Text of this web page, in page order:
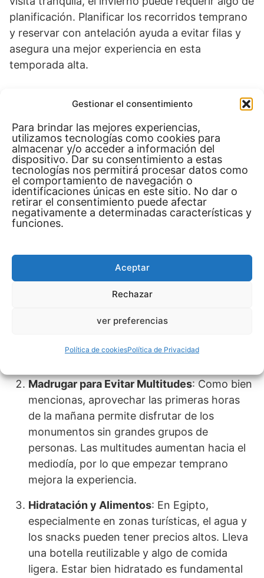
Gestionar el consentimiento
Para brindar las mejores experiencias,
utilizamos tecnologías como cookies para
almacenar y/o acceder a información del
dispositivo. Dar su consentimiento a estas
tecnologías nos permitirá procesar datos como
el comportamiento de navegación o
identificaciones únicas en este sitio. No dar o
retirar el consentimiento puede afectar
negativamente a determinadas características y
funciones.
Aceptar
Rechazar
ver preferencias
Política de cookiesPolítica de Privacidad
planificación. Planificar los recorridos temprano
y reservar con antelación ayuda a evitar filas y
asegura una mejor experiencia en esta
temporada alta.
Consejos Prácticos para
Viajar a Egipto en la Mejor
Época
Planificar un viajea Egipto implica más que elegir
la temporada ideal; también es clave seguir
ciertos consejos prácticos. Basado en tu
experiencia, estos son algunos de los más útiles:
varía, sobre todo en el desierto, donde las
noches son frescas. Lleva ropa cómoda y
transpirable para el día, además de una
especialmente en otoño y primavera. En
Madrugar para Evitar Multitudes: Como bien
mencionas, aprovechar las primeras horas
de la mañana permite disfrutar de los
monumentos sin grandes grupos de
personas. Las multitudes aumentan hacia el
mediodía, por lo que empezar temprano
mejora la experiencia.
Hidratación y Alimentos: En Egipto,
especialmente en zonas turísticas, el agua y
los snacks pueden tener precios altos. Lleva
una botella reutilizable y algo de comida
ligera. Estar bien hidratado es fundamental